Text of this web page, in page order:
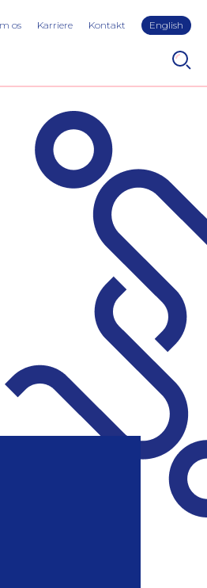
os Karriere Kontakt English